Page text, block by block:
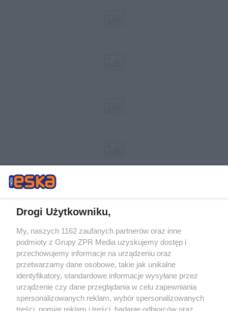
Żaden utwór zamieszczony w serwisie nie może być powielany i
rozpowszechniany lub dalej rozpowszechniany w jakikolwiek sposób (w
tym także elektroniczny lub mechaniczny) na jakimkolwiek polu
eksploatacji w jakiejkolwiek formie, włącznie z umieszczaniem w
Internecie bez pisemnej zgody właściciela praw. Jakiekolwiek użycie lub
wykorzystanie utworów w całości lub w części z naruszeniem prawa,
tzn. bez właściwej zgody, jest zabronione pod groźbą kary i może być
ścigane prawnie.
Drogi Użytkowniku,
My, naszych 1162 zaufanych partnerów oraz inne
podmioty z Grupy ZPR Media uzyskujemy dostęp i
przechowujemy informacje na urządzeniu oraz
przetwarzamy dane osobowe, takie jak unikalne
identyfikatory, standardowe informacje wysyłane przez
urządzenie czy dane przeglądania w celu zapewniania
spersonalizowanych reklam, wybór spersonalizowanych
treści, pomiar reklam i treści, badanie odbiorców oraz